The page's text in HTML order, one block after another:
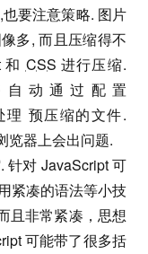
要注意策略. 图片
多, 而且压缩得不
和 CSS 进行压缩.
自动通过配置
理 预压缩的文件.
览器上会出问题.
针对 JavaScript 可
紧凑的语法等小技
且非常紧凑，思想
可能带了很多括